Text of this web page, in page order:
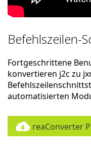
Befehlszeilen-
Fortgeschrittene
konvertieren j2c zu
automatisierten
reaConverter